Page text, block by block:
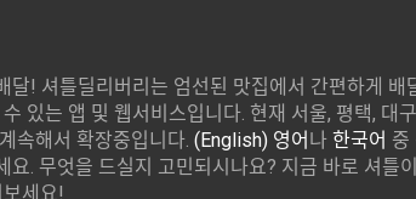
달! 셔틀딜리버리는 엄선된 맛집에서 간편하게 배
있는 앱 및 웹서비스입니다. 현재 서울, 평택, 대
속해서 확장중입니다.(English) 영어 나한국어 중
요. 무엇을 드실지 고민되시나요? 지금 바로 셔틀
세요!